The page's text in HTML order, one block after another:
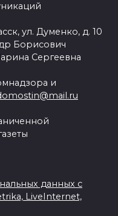
ул. Думенко, д. 10
Борисович
Сергеевна
и
данных с
LiveInternet,